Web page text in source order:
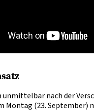
unmittelbar nach der
Montag (23. September)